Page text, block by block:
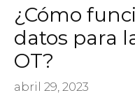
¿Cómo
datos para
OT?
abril 29, 2023